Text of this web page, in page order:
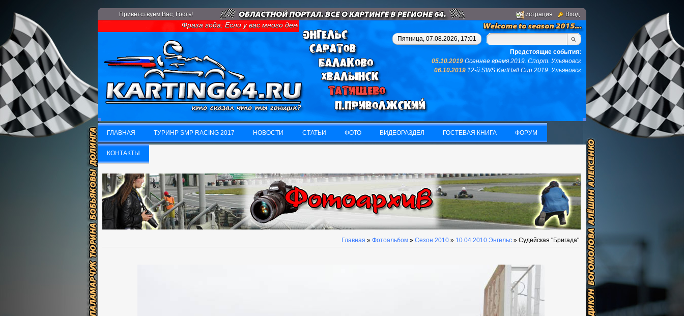
Приветствуем Вас, Гость! Регистрация Вход
Фраза года: Если у вас много денег и свободного времени - займитесь картингом, у вас не останется ни того ни другого...(с)интернет.
Пятница, 07.08.2026, 17:01
Предстоящие события:
05.10.2019 Осеннее время 2019. Спорт. Ульяновск
06.10.2019 12-й SWS KartHall Cup 2019. Ульяновск
ГЛАВНАЯ
ГЛАВНАЯ
ТУРИНР SMP RACING 2017 НОВОСТИ СТАТЬИ ФОТО ВИДЕОРАЗДЕЛ ГОСТЕВАЯ КНИГА ФОРУМ
КОНТАКТЫ
КОНТАКТЫ
Главная » Фотоальбом » Сезон 2010 » 10.04.2010 Энгельс » Судейская "Бригада"